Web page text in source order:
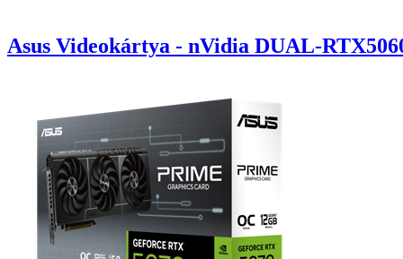
Asus Videokártya - nVidia DUAL-